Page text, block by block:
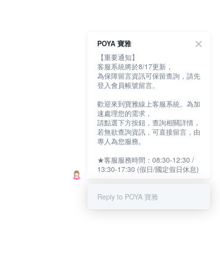
POYA 寶雅
【重要通知】
客服系統將於8/17更新，
為保障留言資訊可保留查詢，請先
登入會員帳號留言。
歡迎來到寶雅線上客服系統。為加
速處理您的需求，
請點選下方按鈕，查詢相關詳情，
若無欲查詢資訊，可直接留言，由
專人為您服務。
★客服服務時間：08:30-12:30 /
13:30-17:30 (假日/國定假日休息)
Reply to POYA 寶雅